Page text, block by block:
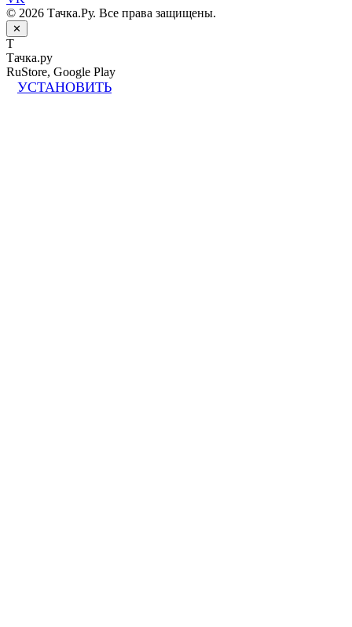
© 2026 Тачка.Ру. Все права защищены.
✕
Т
Тачка.ру
RuStore, Google Play
УСТАНОВИТЬ